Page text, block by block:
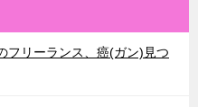
フリーランス、癌(ガン)見つ